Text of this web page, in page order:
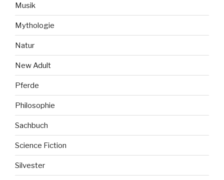
Musik
Mythologie
Natur
New Adult
Pferde
Philosophie
Sachbuch
Science Fiction
Silvester